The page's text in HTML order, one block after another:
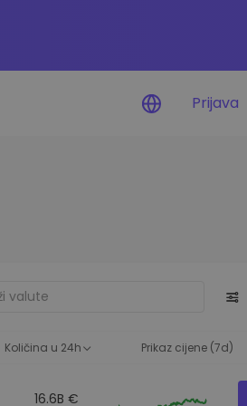
Prijava
Količina u 24h Prikaz cijene (7d)
16.6B €